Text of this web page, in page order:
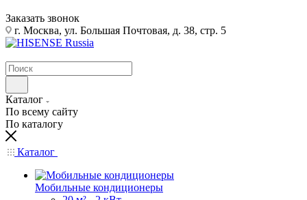
Заказать звонок
г. Москва, ул. Большая Почтовая, д. 38, стр. 5
Каталог
По всему сайту
По каталогу
Каталог
Мобильные кондиционеры